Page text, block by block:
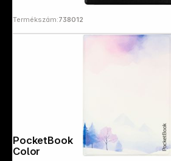
Termékszám:738012
PocketBook Flip Wintertime Print for Era / Era
Color